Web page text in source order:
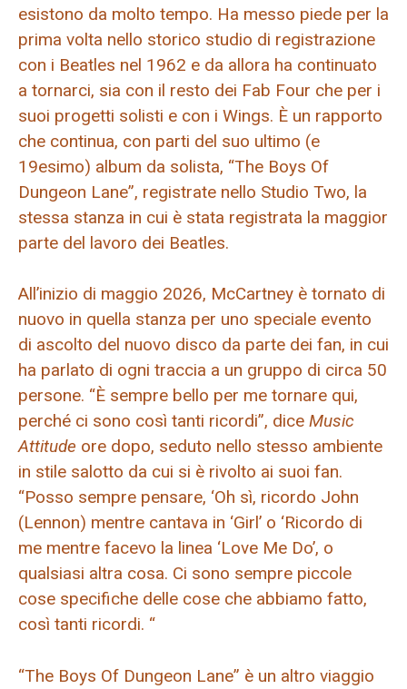
esistono da molto tempo. Ha messo piede per la
prima volta nello storico studio di registrazione
con i Beatles nel 1962 e da allora ha continuato
a tornarci, sia con il resto dei Fab Four che per i
suoi progetti solisti e con i Wings. È un rapporto
che continua, con parti del suo ultimo (e
19esimo) album da solista, “The Boys Of
Dungeon Lane”, registrate nello Studio Two, la
stessa stanza in cui è stata registrata la maggior
parte del lavoro dei Beatles.
All’inizio di maggio 2026, McCartney è tornato di
nuovo in quella stanza per uno speciale evento
di ascolto del nuovo disco da parte dei fan, in cui
ha parlato di ogni traccia a un gruppo di circa 50
persone. “È sempre bello per me tornare qui,
perché ci sono così tanti ricordi”, dice Music
Attitude ore dopo, seduto nello stesso ambiente
in stile salotto da cui si è rivolto ai suoi fan.
“Posso sempre pensare, ‘Oh sì, ricordo John
(Lennon) mentre cantava in ‘Girl’ o ‘Ricordo di
me mentre facevo la linea ‘Love Me Do’, o
qualsiasi altra cosa. Ci sono sempre piccole
cose specifiche delle cose che abbiamo fatto,
così tanti ricordi. “
“The Boys Of Dungeon Lane” è un altro viaggio